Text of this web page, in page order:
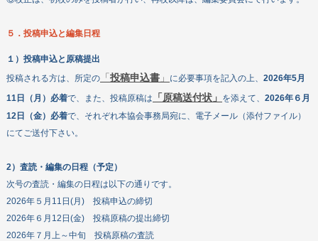
５．投稿申込と編集日程
１）投稿申込と原稿提出
投稿される方は、所定の 「 投稿申込書 」 に必要事項を記入の上、 2026年5月
11日（月）必着で、また、投稿原稿は 「原稿送付状」 を添えて、 2026年６月
12日（金）必着で、それぞれ本協会事務局宛に、電子メール（添付ファイル）
にてご送付下さい。
2）査読・編集の日程（予定）
次号の査読・編集の日程は以下の通りです。
2026年５月11日(月) 投稿申込の締切
2026年６月12日(金) 投稿原稿の提出締切
2026年７月上～中旬 投稿原稿の査読